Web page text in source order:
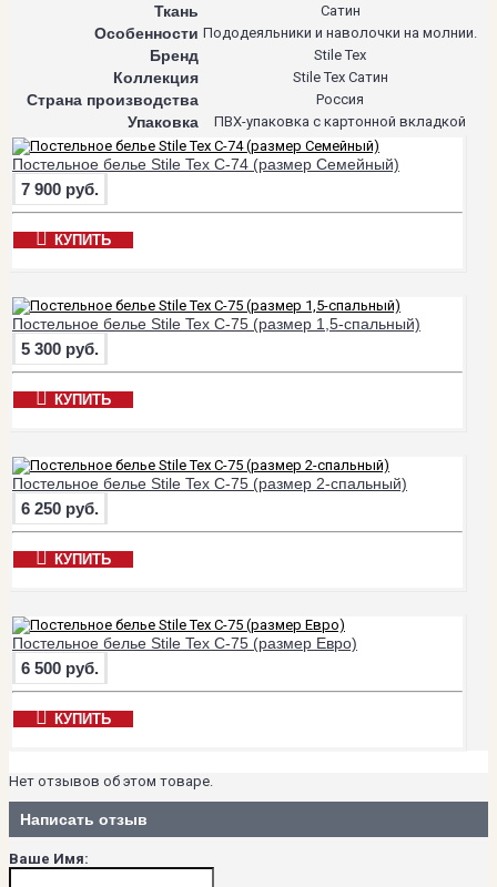
Ткань Сатин
Особенности Пододеяльники и наволочки на молнии.
Бренд Stile Tex
Коллекция Stile Tex Сатин
Страна производства Россия
Упаковка ПВХ-упаковка с картонной вкладкой
Постельное белье Stile Tex C-74 (размер Семейный)
7 900 руб.
КУПИТЬ
Постельное белье Stile Tex C-75 (размер 1,5-спальный)
5 300 руб.
КУПИТЬ
Постельное белье Stile Tex C-75 (размер 2-спальный)
6 250 руб.
КУПИТЬ
Постельное белье Stile Tex C-75 (размер Евро)
6 500 руб.
КУПИТЬ
Нет отзывов об этом товаре.
Написать отзыв
Ваше Имя: